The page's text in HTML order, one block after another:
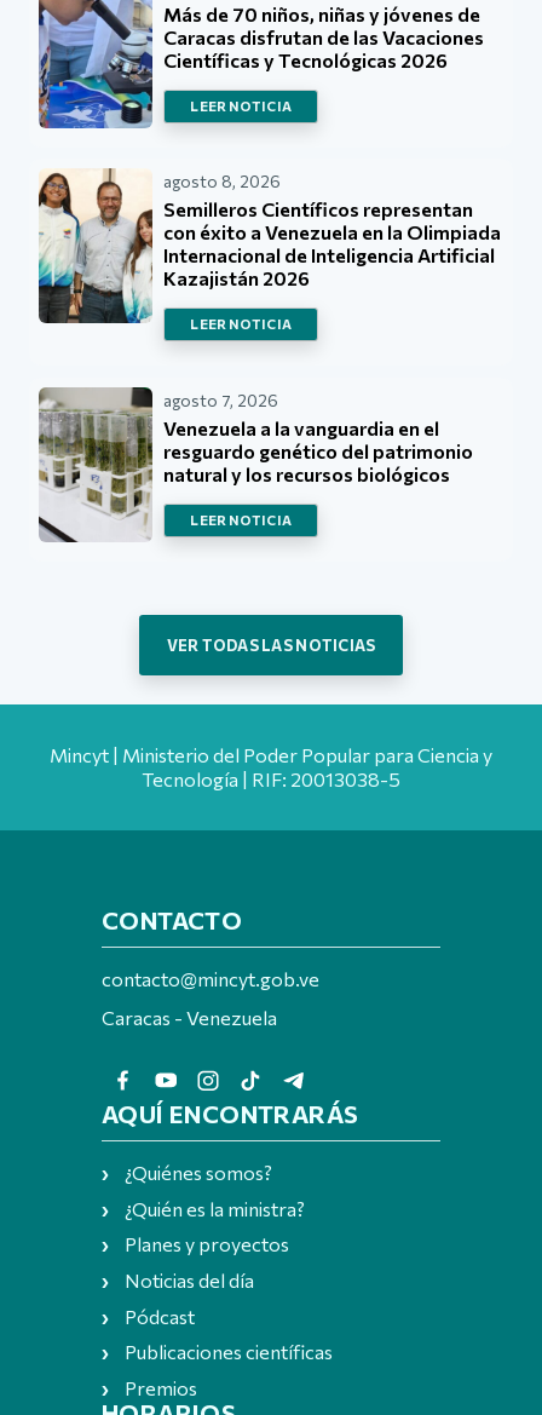
Más de 70 niños, niñas y jóvenes de
Caracas disfrutan de las Vacaciones
Científicas y Tecnológicas 2026
LEER NOTICIA
agosto 8, 2026
Semilleros Científicos representan
con éxito a Venezuela en la Olimpiada
Internacional de Inteligencia Artificial
Kazajistán 2026
LEER NOTICIA
agosto 7, 2026
Venezuela a la vanguardia en el
resguardo genético del patrimonio
natural y los recursos biológicos
LEER NOTICIA
VER TODAS LAS NOTICIAS
Mincyt | Ministerio del Poder Popular para Ciencia y
Tecnología | RIF: 20013038-5
CONTACTO
contacto@mincyt.gob.ve
Caracas - Venezuela
AQUÍ ENCONTRARÁS
¿Quiénes somos?
¿Quién es la ministra?
Planes y proyectos
Noticias del día
Pódcast
Publicaciones científicas
Premios